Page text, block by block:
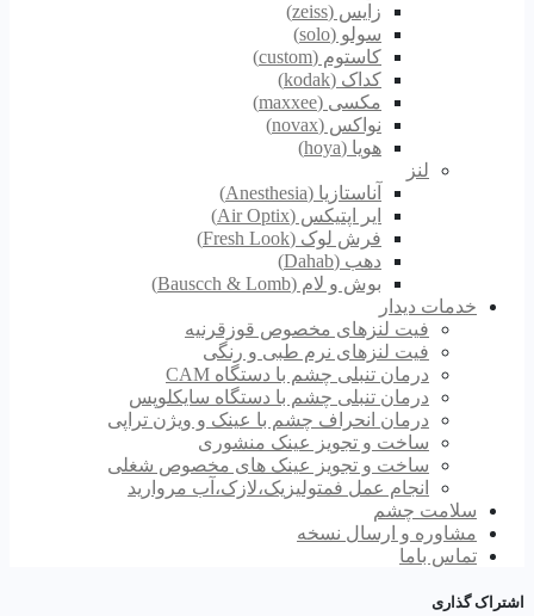
زایس (zeiss)
سولو (solo)
کاستوم (custom)
کداک (kodak)
مکسی (maxxee)
نواکس (novax)
هویا (hoya)
لنز
آناستازیا (Anesthesia)
ایر اپتیکس (Air Optix)
فرش لوک (Fresh Look)
دهب (Dahab)
بوش و لام (Bauscch & Lomb)
خدمات دیدار
فیت لنزهای مخصوص قوزقرنیه
فیت لنزهای نرم طبی و رنگی
درمان تنبلی چشم با دستگاه CAM
درمان تنبلی چشم با دستگاه سایکلوپس
درمان انحراف چشم با عینک و ویژن تراپی
ساخت و تجویز عینک منشوری
ساخت و تجویز عینک های مخصوص شغلی
انجام عمل فمتولیزیک،لازک،آب مروارید
سلامت چشم
مشاوره و ارسال نسخه
تماس باما
اشتراک گذاری